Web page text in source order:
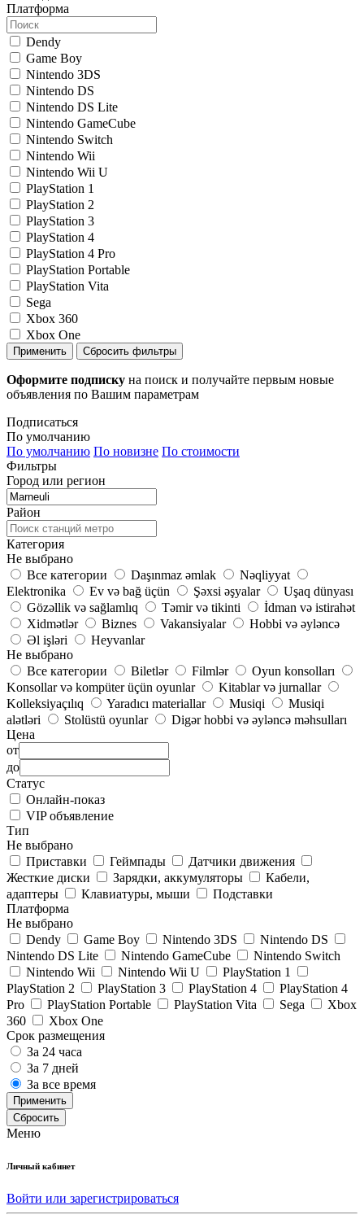
Платформа
Dendy
Game Boy
Nintendo 3DS
Nintendo DS
Nintendo DS Lite
Nintendo GameCube
Nintendo Switch
Nintendo Wii
Nintendo Wii U
PlayStation 1
PlayStation 2
PlayStation 3
PlayStation 4
PlayStation 4 Pro
PlayStation Portable
PlayStation Vita
Sega
Xbox 360
Xbox One
Применить Сбросить фильтры
Оформите подписку на поиск и получайте первым новые
объявления по Вашим параметрам
Подписаться
По умолчанию
По умолчанию По новизне По стоимости
Фильтры
Город или регион
Район
Категория
Не выбрано
Все категории
Daşınmaz əmlak
Nəqliyyat
Elektronika
Ev və bağ üçün Şəxsi əşyalar
Uşaq dünyası
Gözəllik və sağlamlıq
Təmir və tikinti
İdman və istirahət
Xidmətlər
Biznes Vakansiyalar
Hobbi və əyləncə
Əl işləri
Heyvanlar
Не выбрано
Все категории
Biletlər Filmlər
Oyun konsolları
Konsollar və kompüter üçün oyunlar
Kitablar və jurnallar
Kolleksiyaçılıq
Yaradıcı materiallar Musiqi
Musiqi
alətləri
Stolüstü oyunlar
Digər hobbi və əyləncə məhsulları
Цена
от
до
Статус
Онлайн-показ
VIP объявление
Тип
Не выбрано
Приставки
Геймпады
Датчики движения
Жесткие диски
Зарядки, аккумуляторы
Кабели,
адаптеры
Клавиатуры, мыши
Подставки
Платформа
Не выбрано
Dendy
Game Boy Nintendo 3DS
Nintendo DS
Nintendo DS Lite
Nintendo GameCube
Nintendo Switch
Nintendo Wii
Nintendo Wii U
PlayStation 1
PlayStation 2
PlayStation 3 PlayStation 4
PlayStation 4
Pro
PlayStation Portable PlayStation Vita Sega
Xbox
360
Xbox One
Срок размещения
За 24 часа
За 7 дней
За все время
Применить
Сбросить
Меню
Личный кабинет
Войти или зарегистрироваться